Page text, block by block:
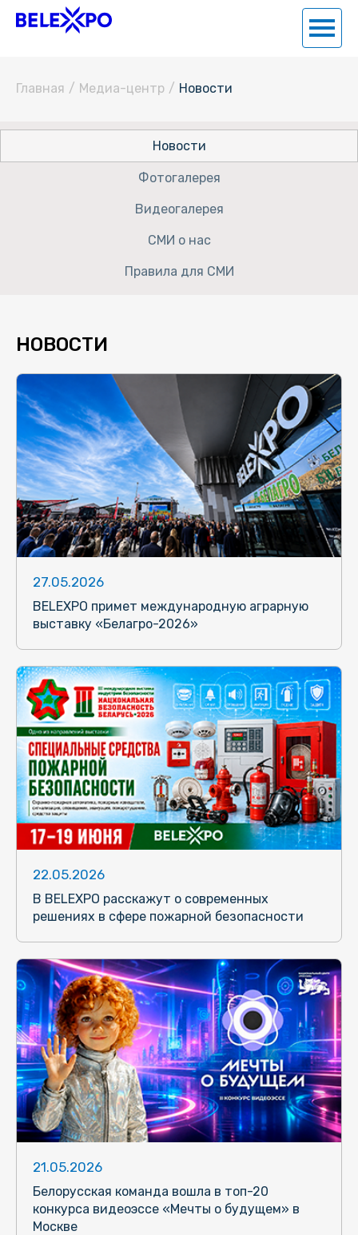
Главная / Медиа-центр / Новости
Новости
Фотогалерея
Видеогалерея
СМИ о нас
Правила для СМИ
НОВОСТИ
27.05.2026
BELEXPO примет международную аграрную
выставку «Белагро-2026»
22.05.2026
В BELEXPO расскажут о современных
решениях в сфере пожарной безопасности
21.05.2026
Белорусская команда вошла в топ-20
конкурса видеоэссе «Мечты о будущем» в
Москве